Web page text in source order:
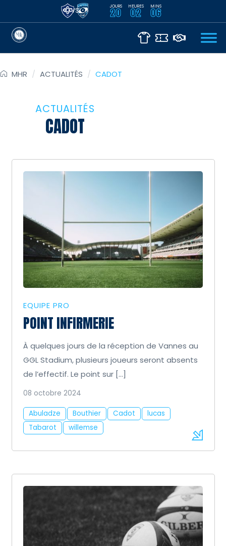
VS JOURS
20 HEURES
02 MINS
06
MHR / ACTUALITÉS / CADOT
ACTUALITÉS
CADOT
EQUIPE PRO
POINT INFIRMERIE
À quelques jours de la réception de Vannes au
GGL Stadium, plusieurs joueurs seront absents
de l’effectif. Le point sur […]
08 octobre 2024
Abuladze Bouthier Cadot
lucas
Tabarot
willemse